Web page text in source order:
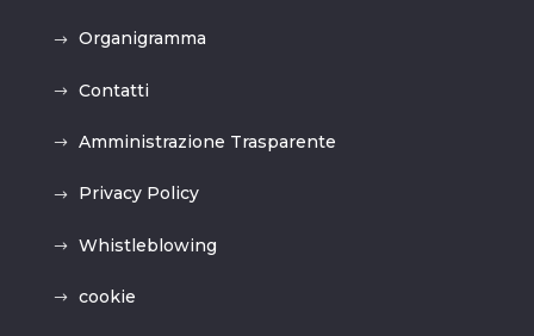
Organigramma
Contatti
Amministrazione Trasparente
Privacy Policy
Whistleblowing
cookie